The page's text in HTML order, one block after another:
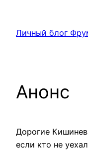
содержимому
Личный блог
Анонс
Дорогие
если кто не